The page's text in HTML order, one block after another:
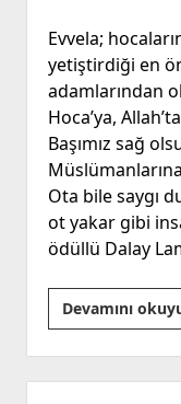
Evvela;
yetiştirdiği en
adamlarından
Hoca’ya,
Başımız sağ
Ota bile saygı
ot yakar gibi
ödüllü Dalay
Devamını